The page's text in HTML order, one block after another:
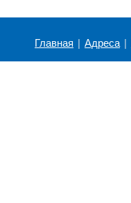
Главная | Адреса |